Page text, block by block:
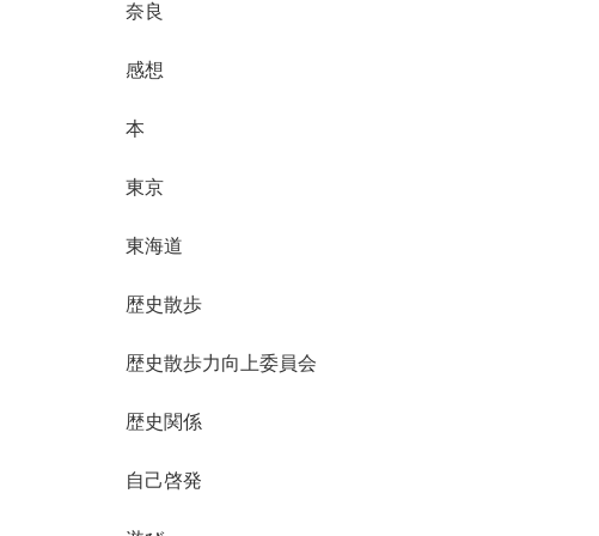
奈良
感想
本
東京
東海道
歴史散歩
歴史散歩力向上委員会
歴史関係
自己啓発